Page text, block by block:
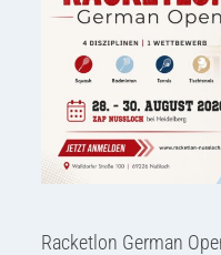
Racketlon German